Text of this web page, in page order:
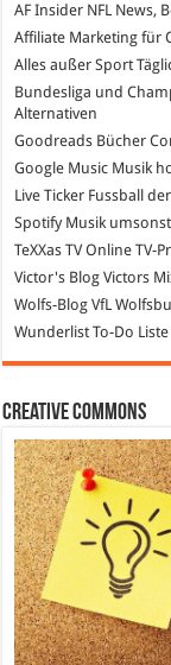
AF Insider NFL News,
Affiliate Marketing für
Alles außer Sport
Bundesliga und
Alternativen
Goodreads Bücher
Google Music Musik
Live Ticker Fussball
SpotifyMusik
TeXXas TVOnline TV-
Victor's Blog Victors
Wolfs-Blog VfL
WunderlistTo-Do
Creative Commons